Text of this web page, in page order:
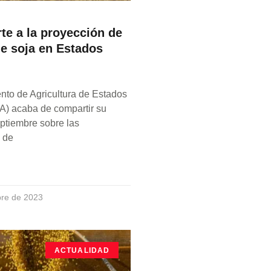
a la proyección de
soja en Estados
de Agricultura de Estados
acaba de compartir su
sobre las
de
de 2023
ACTUALIDAD